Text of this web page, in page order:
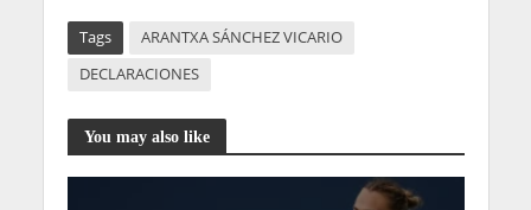
Tags
ARANTXA SÁNCHEZ VICARIO
DECLARACIONES
You may also like